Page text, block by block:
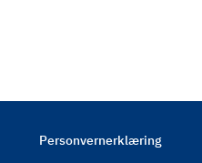
Personvernerklæring